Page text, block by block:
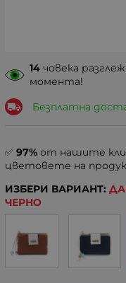
14 човека
момента!
Безплатна
✅ 97% от нашите
цветовете на
ИЗБЕРИ ВАРИАНТ:
ЧЕРНО